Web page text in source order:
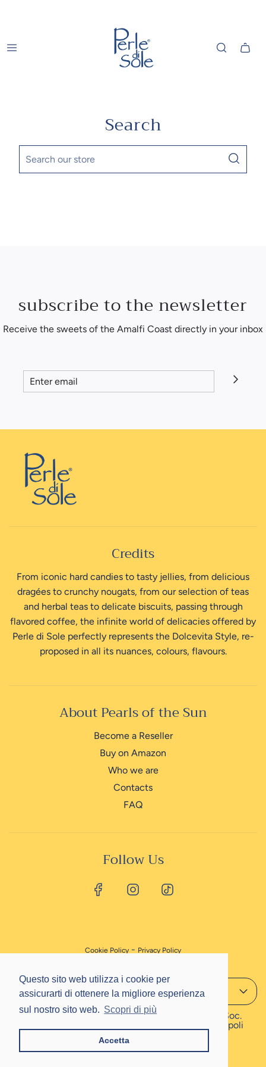
Questo sito web utilizza i cookie per
assicurarti di ottenere la migliore esperienza
sul nostro sito web. Scopri di più
Accetta
Questo sito web utilizza i cookie per
assicurarti di ottenere la migliore esperienza
sul nostro sito web. Scopri di più
Accetta
Search
subscribe to the newsletter
Receive the sweets of the Amalfi Coast directly in your inbox
Credits
From iconic hard candies to tasty jellies, from delicious
dragées to crunchy nougats, from our selection of teas
and herbal teas to delicate biscuits, passing through
flavored coffee, the infinite world of delicacies offered by
Perle di Sole perfectly represents the Dolcevita Style, re-
proposed in all its nuances, colours, flavours.
About Pearls of the Sun
Become a Reseller
Buy on Amazon
Who we are
Contacts
FAQ
Follow Us
Cookie Policy - Privacy Policy
English
© 2024 Papillon Srl · P.IVA 02793251212 · Cap. Soc.
Euro 156.000,00 int. ver. · Registro Imprese di Napoli
CCIAA (NA) 517912
Powered by Shopify